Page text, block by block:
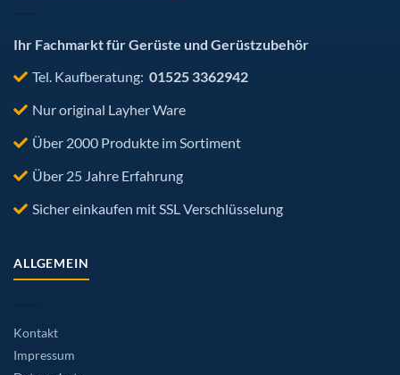
werden
Ihr Fachmarkt für Gerüste und Gerüstzubehör
Tel. Kaufberatung: 01525 3362942
Nur original Layher Ware
Über 2000 Produkte im Sortiment
Über 25 Jahre Erfahrung
Sicher einkaufen mit SSL Verschlüsselung
ALLGEMEIN
Kontakt
Impressum